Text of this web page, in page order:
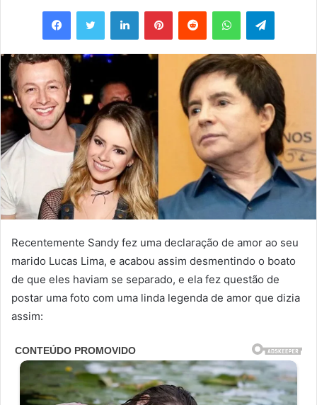
e-
FacebookTwitter LinkedinPinterestReddit WhatsAppTelegram
Recentemente Sandy fez uma declaração de amor ao seu
marido Lucas Lima, e acabou assim desmentindo o boato
de que eles haviam se separado, e ela fez questão de
postar uma foto com uma linda legenda de amor que dizia
assim: